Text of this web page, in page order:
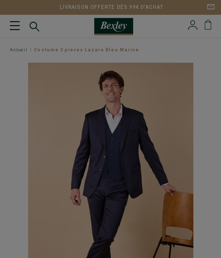
LIVRAISON OFFERTE DÈS 99€ D'ACHAT
Accueil Costume 3 pièces Lazare Bleu Marine